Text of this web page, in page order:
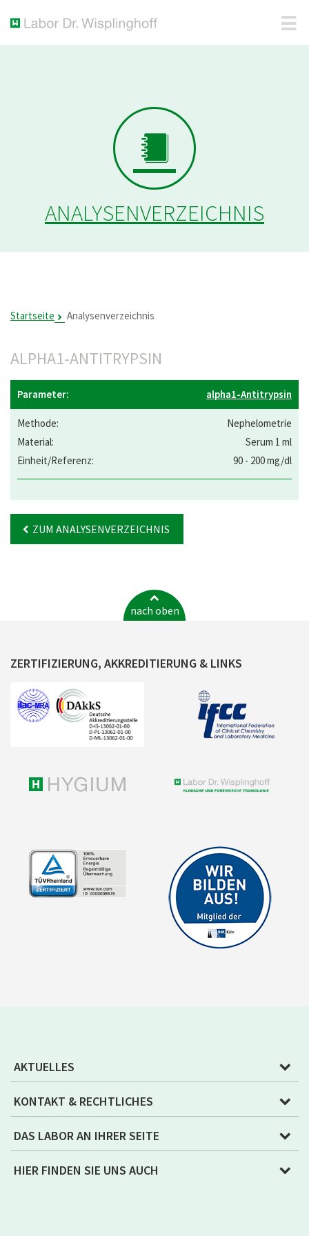
ANALYSENVERZEICHNIS
Startseite Analysenverzeichnis
ALPHA1-ANTITRYPSIN
alpha1-Antitrypsin
Nephelometrie
Serum 1 ml
90 - 200 mg/dl
ZUM ANALYSENVERZEICHNIS
nach oben
ZERTIFIZIERUNG, AKKREDITIERUNG & LINKS
AKTUELLES
KONTAKT & RECHTLICHES
DAS LABOR AN IHRER SEITE
HIER FINDEN SIE UNS AUCH